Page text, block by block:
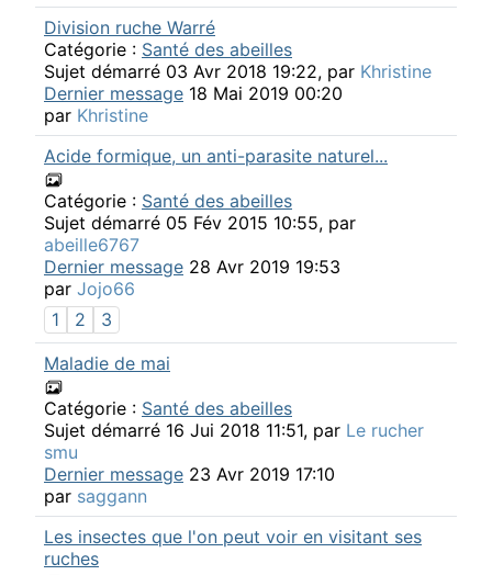
Division ruche Warré
Catégorie : Santé des abeilles
Sujet démarré 03 Avr 2018 19:22, par Khristine
Dernier message 18 Mai 2019 00:20
par Khristine
Acide formique, un anti-parasite naturel...
Catégorie : Santé des abeilles
Sujet démarré 05 Fév 2015 10:55, par
abeille6767
Dernier message 28 Avr 2019 19:53
par Jojo66
1
2 3
Maladie de mai
Catégorie : Santé des abeilles
Sujet démarré 16 Jui 2018 11:51, par Le rucher
smu
Dernier message 23 Avr 2019 17:10
par saggann
Les insectes que l'on peut voir en visitant ses
ruches